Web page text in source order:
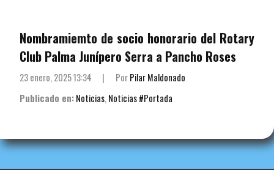
Nombramiemto de socio honorario del Rotary
Club Palma Junípero Serra a Pancho Roses
23 enero, 2025 13:34 | PorPilar Maldonado
Publicado en:Noticias, Noticias #Portada